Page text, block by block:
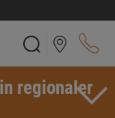
regionaler